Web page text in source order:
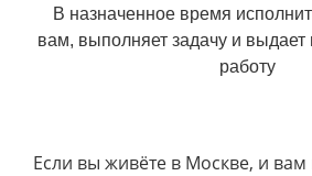
В назначенное время
вам, выполняет задачу и
работу
Если вы живёте в Москве, и